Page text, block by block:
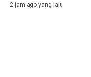
2 jam ago yang lalu